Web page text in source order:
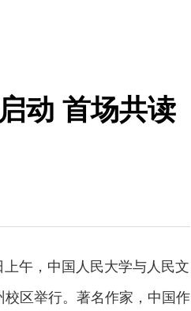
动 首场共读
午，中国人民大学与人民文
校区举行。著名作家，中国作